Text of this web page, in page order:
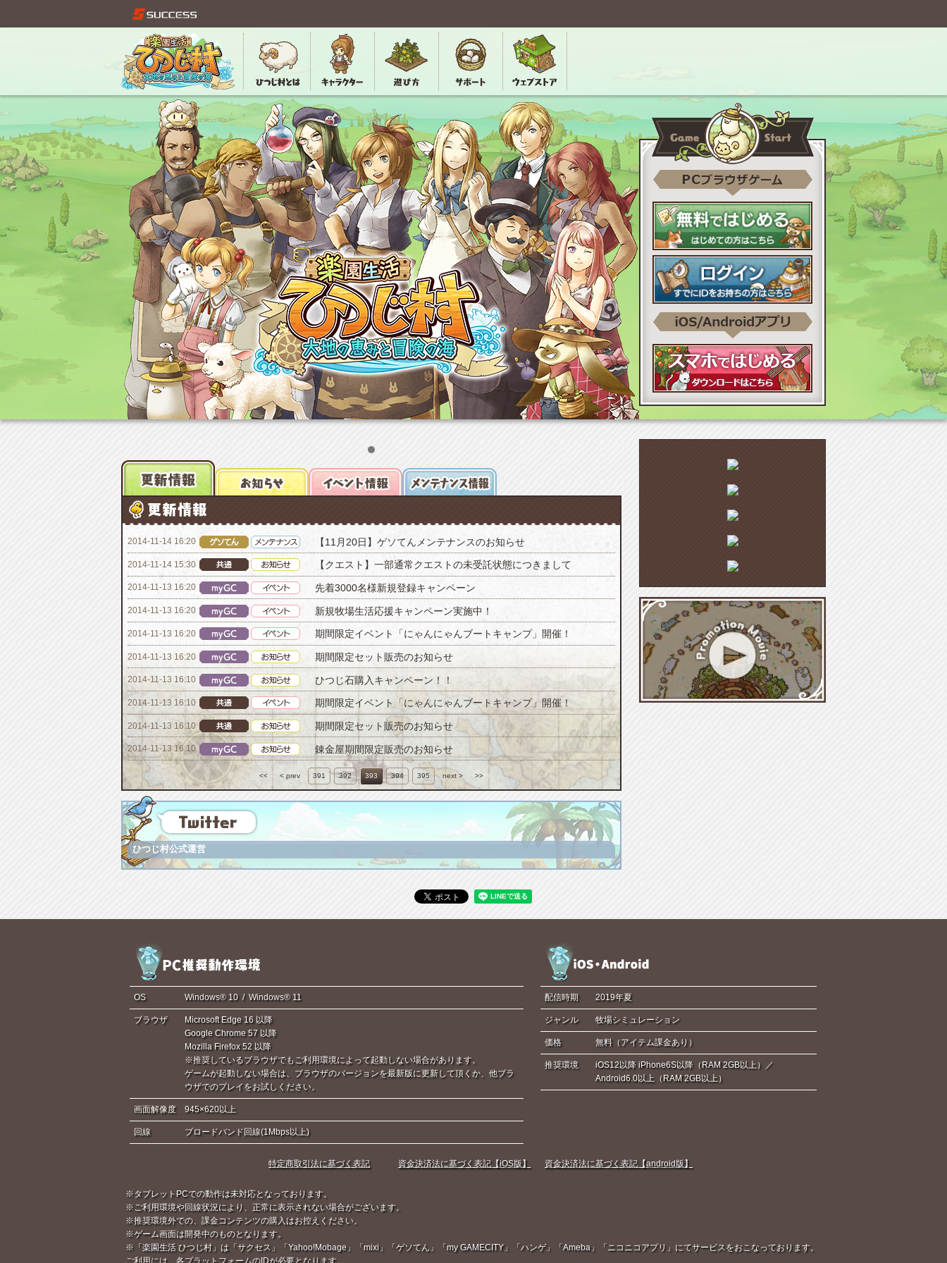
2014-11-14 16:20 【11月20日】ゲソてんメンテナンスのお知らせ
2014-11-14 15:30 【クエスト】一部通常クエストの未受託状態につきまして
2014-11-13 16:20 先着3000名様新規登録キャンペーン
2014-11-13 16:20 新規牧場生活応援キャンペーン実施中！
2014-11-13 16:20 期間限定イベント「にゃんにゃんブートキャンプ」開催！
2014-11-13 16:20 期間限定セット販売のお知らせ
2014-11-13 16:10 ひつじ石購入キャンペーン！！
2014-11-13 16:10 期間限定イベント「にゃんにゃんブートキャンプ」開催！
2014-11-13 16:10 期間限定セット販売のお知らせ
2014-11-13 16:10 錬金屋期間限定販売のお知らせ
<< < prev 391 392 393 394 395 next > >>
ひつじ村公式運営
OS Windows® 10 / Windows® 11
ブラウザ
Microsoft Edge 16 以降
Google Chrome 57 以降
Mozilla Firefox 52 以降
※推奨しているブラウザでもご利用環境によって起動しない場合があります。
ゲームが起動しない場合は、ブラウザのバージョンを最新版に更新して頂くか、他ブラ
ウザでのプレイをお試しください。
画面解像度 945×620以上
回線 ブロードバンド回線(1Mbps以上)
配信時期 2019年夏
ジャンル 牧場シミュレーション
価格 無料（アイテム課金あり）
推奨環境
iOS12以降 iPhone6S以降（RAM 2GB以上）／
Android6.0以上（RAM 2GB以上）
特定商取引法に基づく表記 資金決済法に基づく表記【iOS版】 資金決済法に基づく表記【android版】
※タブレットPCでの動作は未対応となっております。
※ご利用環境や回線状況により、正常に表示されない場合がございます。
※推奨環境外での、課金コンテンツの購入はお控えください。
※ゲーム画面は開発中のものとなります。
※「楽園生活 ひつじ村」は「サクセス」「Yahoo!Mobage」「mixi」「ゲソてん」「my GAMECITY」「ハンゲ」「Ameba」「ニコニコアプリ」にてサービスをおこなっております。
ご利用には、各プラットフォームのIDが必要となります。